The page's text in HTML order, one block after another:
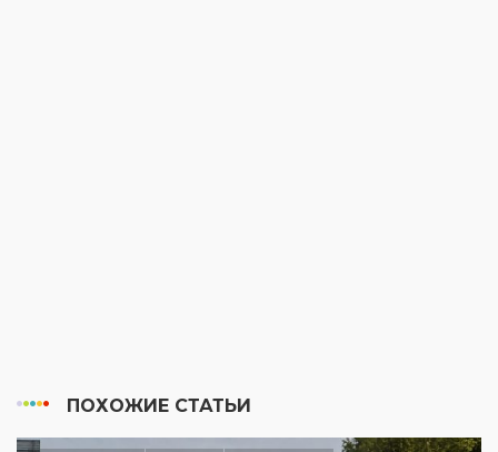
ПОХОЖИЕ СТАТЬИ